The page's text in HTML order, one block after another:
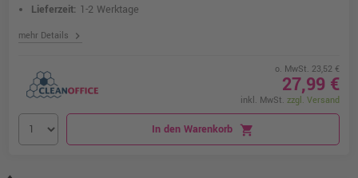
Lieferzeit: 1-2 Werktage
mehr Details chevron_right
o. MwSt. 23,52 €
27,99 €
inkl. MwSt. zzgl. Versand
In den Warenkorb shopping_cart